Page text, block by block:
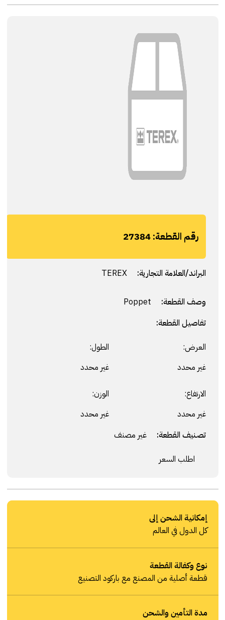
رقم القطعة:27384
البراند/العلامة التجارية: TEREX
وصف القطعة:
تفاصيل القطعة:
العرض:
غير محدد
الطول:
غير محدد
الارتفاع:
غير محدد
الوزن:
غير محدد
تصنيف القطعة: غير مصنف
اطلب السعر
إمكانية الشحن إلى
كل الدول في العالم
نوع وكفالة القطعة
قطعة أصلية من المصنع مع باركود التصنيع
مدة التأمين والشحن